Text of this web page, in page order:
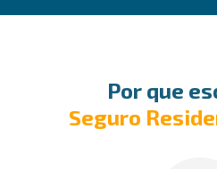
Por que
Seguro